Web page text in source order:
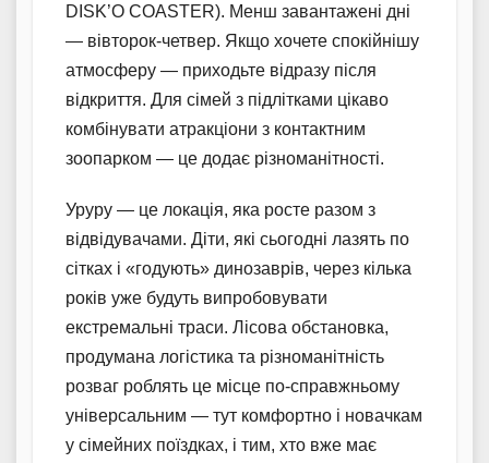
DISK’O COASTER). Менш завантажені дні
— вівторок-четвер. Якщо хочете спокійнішу
атмосферу — приходьте відразу після
відкриття. Для сімей з підлітками цікаво
комбінувати атракціони з контактним
зоопарком — це додає різноманітності.
Уруру — це локація, яка росте разом з
відвідувачами. Діти, які сьогодні лазять по
сітках і «годують» динозаврів, через кілька
років уже будуть випробовувати
екстремальні траси. Лісова обстановка,
продумана логістика та різноманітність
розваг роблять це місце по-справжньому
універсальним — тут комфортно і новачкам
у сімейних поїздках, і тим, хто вже має